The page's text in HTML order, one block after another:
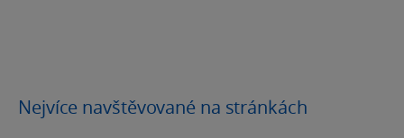
Nejvíce navštěvované na stránkách